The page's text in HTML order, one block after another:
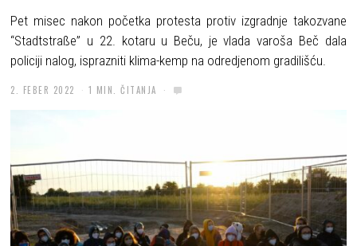
Pet misec nakon početka protesta protiv izgradnje takozvane
“Stadtstraße” u 22. kotaru u Beču, je vlada varoša Beč dala
policiji nalog, isprazniti klima-kemp na odredjenom gradilišću.
2. FEBER 2022 1 MIN. ČITANJA